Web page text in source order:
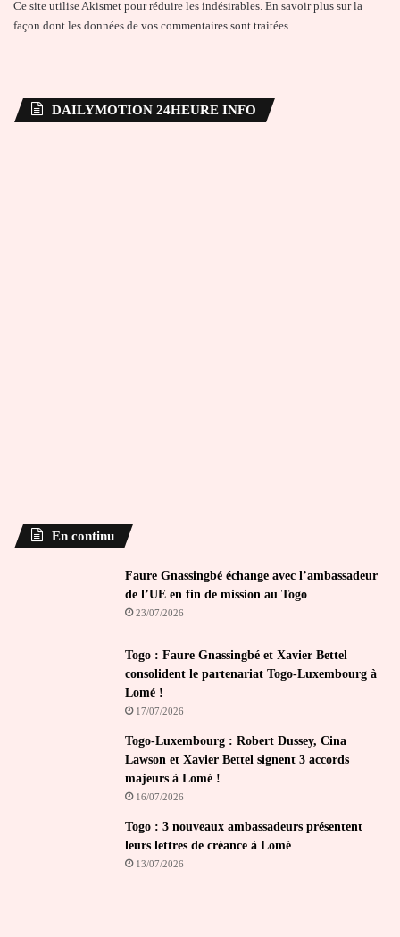
Ce site utilise Akismet pour réduire les indésirables. En savoir plus sur la
façon dont les données de vos commentaires sont traitées.
DAILYMOTION 24HEURE INFO
En continu
Faure Gnassingbé échange avec l’ambassadeur
de l’UE en fin de mission au Togo
23/07/2026
Togo : Faure Gnassingbé et Xavier Bettel
consolident le partenariat Togo-Luxembourg à
Lomé !
17/07/2026
Togo-Luxembourg : Robert Dussey, Cina
Lawson et Xavier Bettel signent 3 accords
majeurs à Lomé !
16/07/2026
Togo : 3 nouveaux ambassadeurs présentent
leurs lettres de créance à Lomé
13/07/2026